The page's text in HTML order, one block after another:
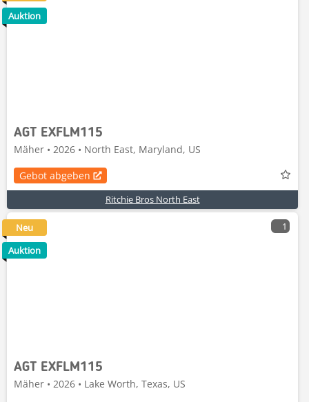
AGT EXFLM115
Mäher • 2026 • North East, Maryland, US
Gebot abgeben
Ritchie Bros North East
Auktion
1
AGT EXFLM115
Mäher • 2026 • Lake Worth, Texas, US
Neu
Auktion